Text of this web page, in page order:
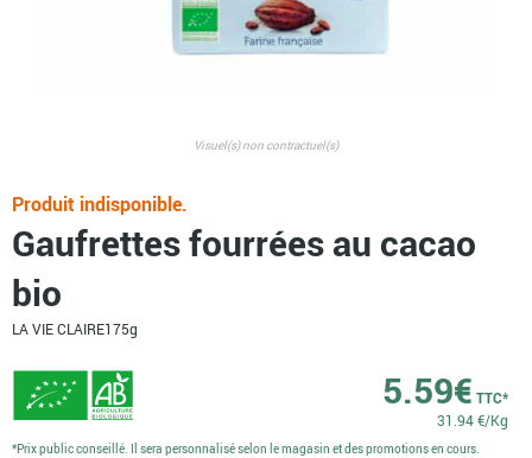
Visuel(s) non contractuel(s)
Gaufrettes fourrées au cacao
bio
LA VIE CLAIRE175g
5.59€ TTC*
31.94 €/Kg
Produit indisponible.
*Prix public conseillé. Il sera personnalisé selon le magasin et des promotions en cours.